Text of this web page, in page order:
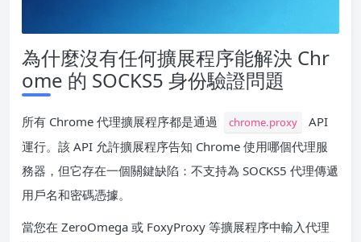
為什麼沒有任何擴展程序能解決 Chr
ome 的 SOCKS5 身份驗證問題
所有 Chrome 代理擴展程序都是通過 chrome.proxy
API
運行。該 API 允許擴展程序告知 Chrome 使用哪個代理服
務器，但它存在一個關鍵缺陷：不支持為 SOCKS5 代理傳遞
用戶名和密碼憑據。
當您在 ZeroOmega 或 FoxyProxy 等擴展程序中輸入代理